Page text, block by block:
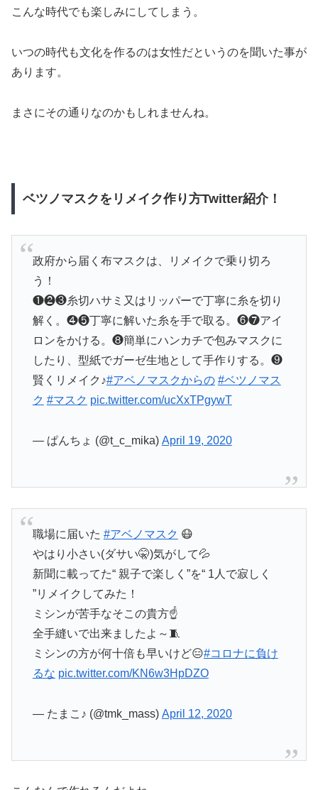
こんな時代でも楽しみにしてしまう。
いつの時代も文化を作るのは女性だというのを聞いた事が
あります。
まさにその通りなのかもしれませんね。
ベツノマスクをリメイク作り方Twitter紹介！
政府から届く布マスクは、リメイクで乗り切ろ
う！
❶❷❸糸切ハサミ又はリッパーで丁寧に糸を切り
解く。❹❺丁寧に解いた糸を手で取る。❻❼アイ
ロンをかける。❽簡単にハンカチで包みマスクに
したり、型紙でガーゼ生地として手作りする。❾
賢くリメイク♪#アベノマスクからの #ベツノマス
ク #マスク pic.twitter.com/ucXxTPgywT
— ぱんちょ (@t_c_mika) April 19, 2020
職場に届いた #アベノマスク 😷
やはり小さい(ダサい🤫)気がして💦
新聞に載ってた“ 親子で楽しく”を“ 1人で寂しく
”リメイクしてみた！
ミシンが苦手なそこの貴方☝
全手縫いで出来ましたよ～🧵
ミシンの方が何十倍も早いけど😑#コロナに負け
るな pic.twitter.com/KN6w3HpDZO
— たまこ♪ (@tmk_mass) April 12, 2020